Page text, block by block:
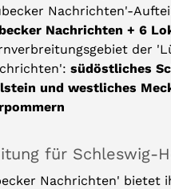
Nachrichten'-
Nachrichten + 6
der
südöstliches
und westliches
für Schleswig-
Nachrichten' bietet